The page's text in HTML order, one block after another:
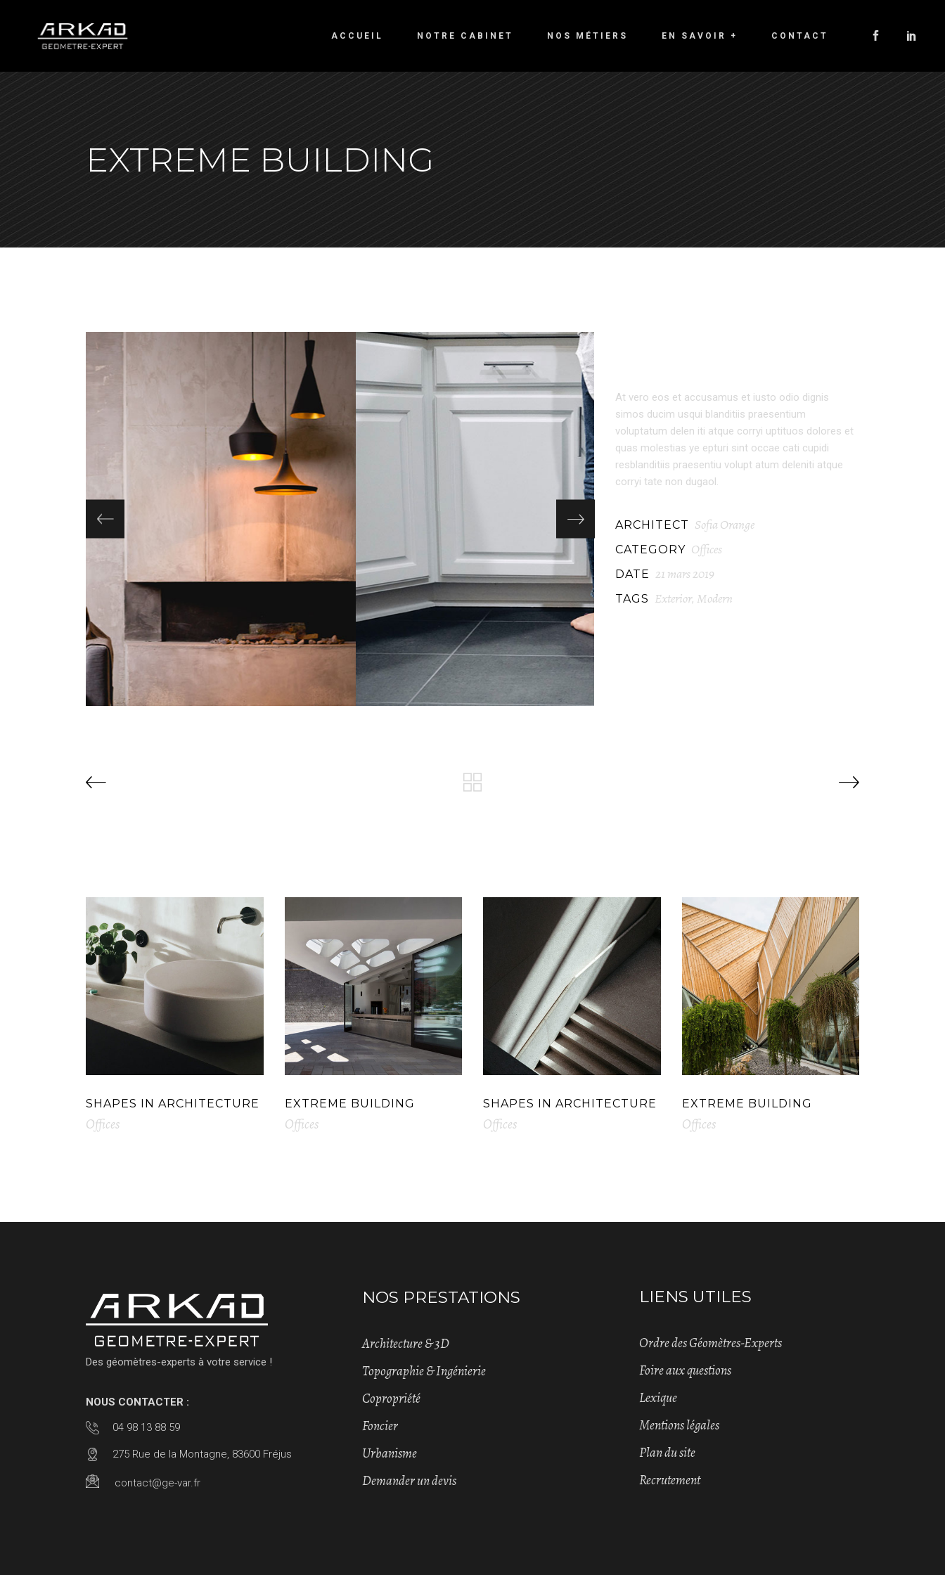
ACCUEIL NOTRE CABINET NOS MÉTIERS EN SAVOIR + CONTACT
EXTREME BUILDING
At vero eos et accusamus et iusto odio dignis
simos ducim usqui blanditiis praesentium
voluptatum delen iti atque corryi uptituos dolores et
quas molestias ye epturi sint occae cati cupidi
resblanditiis praesentiu volupt atum deleniti atque
corryi tate non dugaol.
ARCHITECT Sofia Orange
CATEGORY Offices
DATE 21 mars 2019
TAGS Exterior, Modern
SHAPES IN ARCHITECTURE
Offices
EXTREME BUILDING
Offices
SHAPES IN ARCHITECTURE
Offices
EXTREME BUILDING
Offices
Des géomètres-experts à votre service !
NOUS CONTACTER :
04 98 13 88 59
275 Rue de la Montagne, 83600 Fréjus
contact@ge-var.fr
NOS PRESTATIONS
Architecture & 3D
Topographie & Ingénierie
Copropriété
Foncier
Urbanisme
Demander un devis
LIENS UTILES
Ordre des Géomètres-Experts
Foire aux questions
Lexique
Mentions légales
Plan du site
Recrutement